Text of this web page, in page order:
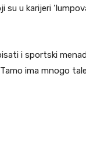
u karijeri
i sportski
ima mnogo